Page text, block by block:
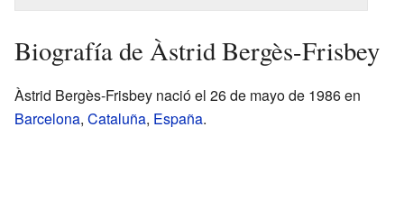
Biografía de Àstrid Bergès-Frisbey
Àstrid Bergès-Frisbey nació el 26 de mayo de 1986 en
Barcelona, Cataluña, España.